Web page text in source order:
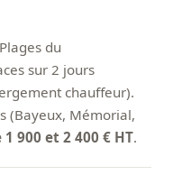
du
sur 2 jours
chauffeur).
(Bayeux, Mémorial,
900 et 2 400 € HT.